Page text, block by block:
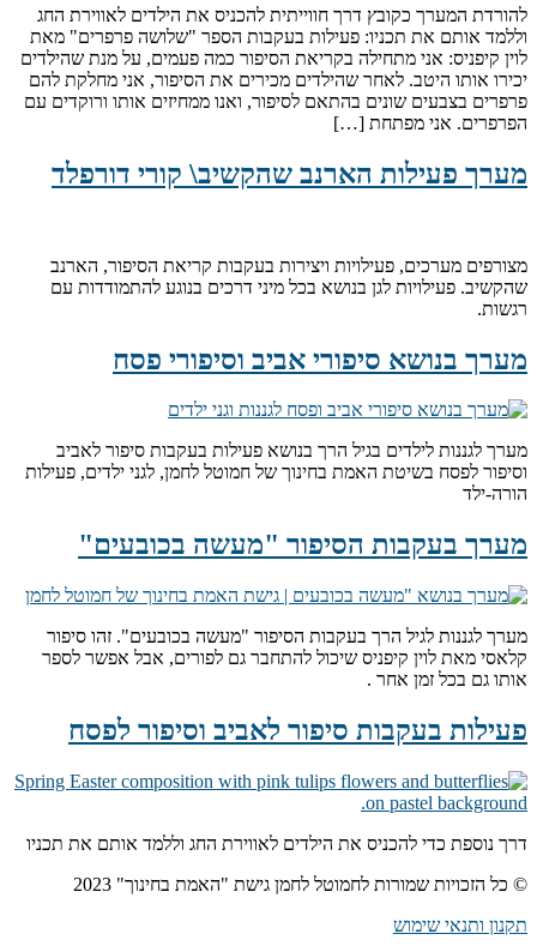
להורדת המערך כקובץ דרך חווייתית להכניס את הילדים לאווירת החג
וללמד אותם את תכניו: פעילות בעקבות הספר "שלושה פרפרים" מאת
לוין קיפניס: אני מתחילה בקריאת הסיפור כמה פעמים, על מנת שהילדים
יכירו אותו היטב. לאחר שהילדים מכירים את הסיפור, אני מחלקת להם
פרפרים בצבעים שונים בהתאם לסיפור, ואנו ממחיזים אותו ורוקדים עם
הפרפרים. אני מפתחת […]
מערך פעילות הארנב שהקשיב\ קורי דורפלד
מצורפים מערכים, פעילויות ויצירות בעקבות קריאת הסיפור, הארנב
שהקשיב. פעילויות לגן בנושא בכל מיני דרכים בנוגע להתמודדות עם
רגשות.
מערך בנושא סיפורי אביב וסיפורי פסח
מערך לגננות לילדים בגיל הרך בנושא פעילות בעקבות סיפור לאביב
וסיפור לפסח בשיטת האמת בחינוך של חמוטל לחמן, לגני ילדים, פעילות
הורה-ילד
מערך בעקבות הסיפור "מעשה בכובעים"
מערך לגננות לגיל הרך בעקבות הסיפור "מעשה בכובעים". זהו סיפור
קלאסי מאת לוין קיפניס שיכול להתחבר גם לפורים, אבל אפשר לספר
אותו גם בכל זמן אחר .
פעילות בעקבות סיפור לאביב וסיפור לפסח
דרך נוספת כדי להכניס את הילדים לאווירת החג וללמד אותם את תכניו
© כל הזכויות שמורות לחמוטל לחמן גישת "האמת בחינוך" 2023
תקנון ותנאי שימוש